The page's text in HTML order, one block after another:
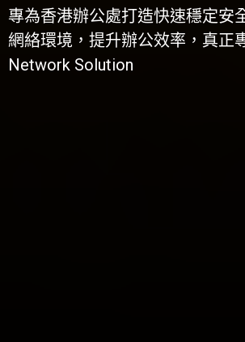
專為香港辦公處打造快速穩定安
網絡環境，提升辦公效率，真正
Network Solution